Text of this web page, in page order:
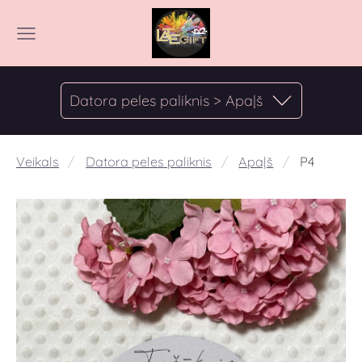
Datora peles paliknis > Apaļš
Veikals Datora peles paliknis Apaļš P4